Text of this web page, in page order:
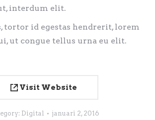
interdum elit.
tortor id egestas hendrerit, lorem
ut congue tellus urna eu elit.
Visit Website
Digital januari 2, 2016